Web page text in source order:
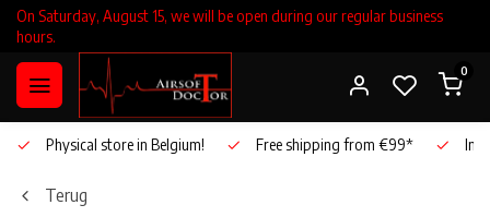
On Saturday, August 15, we will be open during our regular business
hours.
0
Physical store in Belgium! Free shipping from €99*
Terug